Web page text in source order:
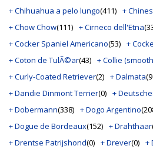
+ Chihuahua a pelo lungo(411) +
+ Chow Chow(111) + Cirneco dell'Etna
+ Cocker Spaniel Americano(53) +
+ Coton de TulÃ©ar(43) + Collie
+ Curly-Coated Retriever(2) + Dalmata
+ Dandie Dinmont Terrier(0) +
+ Dobermann(338) + Dogo Argentino
+ Dogue de Bordeaux(152) + Drahthaar
+ Drentse Patrijshond(0) + Drever(0) +